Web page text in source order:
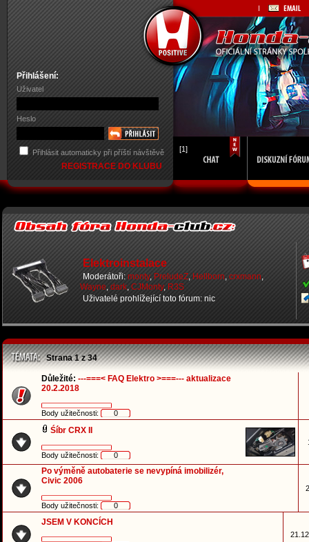
Přihlášení:
Uživatel
Heslo
Přihlásit automaticky při příští návštěvě
REGISTRACE DO KLUBU
[1]
Elektroinstalace
Moderátoři: monty, PreludeZ, Hellborn, crxmann,
Wayne, dark, CJMonty, R3S
Uživatelé prohlížející toto fórum: nic
Strana1z34
Důležité: ---===< FAQ Elektro >===--- aktualizace
20.2.2018
Body užitečnosti: 0
Śíbr CRX II
Body užitečnosti: 0
Po výměně autobaterie se nevypíná imobilizér,
Civic 2006
Body užitečnosti: 0
JSEM V KONCÍCH